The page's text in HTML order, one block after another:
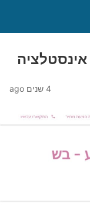
4 שנים ago